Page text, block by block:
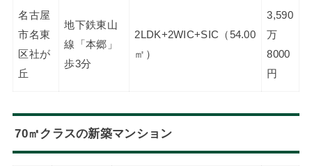
名古屋
市名東
区社が
丘
地下鉄東山
線「本郷」
歩3分
2LDK+2WIC+SIC（54.00
㎡）
3,590
万
8000
円
70㎡クラスの新築マンション